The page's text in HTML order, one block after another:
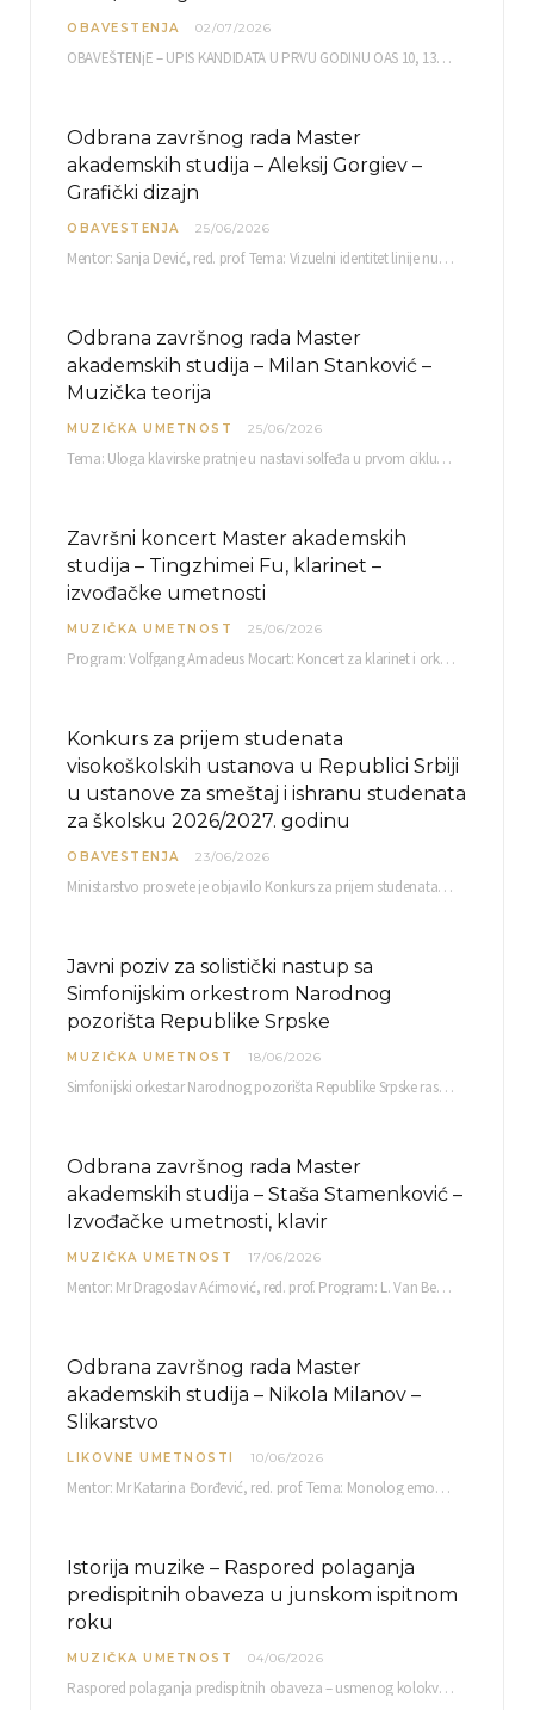
OBAVESTENJA 02/07/2026
OBAVEŠTENjE – UPIS KANDIDATA U PRVU GODINU OAS 10, 13, 14, 15. i…
Odbrana završnog rada Master
akademskih studija – Aleksij Gorgiev –
Grafički dizajn
OBAVESTENJA 25/06/2026
Mentor: Sanja Dević, red. prof. Tema: Vizuelni identitet linije nutricionističkih proizvoda Vita+: Od ambalaže do multimedijalne komunikacije Petak, 03. 07.…
Odbrana završnog rada Master
akademskih studija – Milan Stanković –
Muzička teorija
MUZIČKA UMETNOST 25/06/2026
Tema: Uloga klavirske pratnje u nastavi solfeđa u prvom ciklusu osnovne muzičke škole Mentor…
Završni koncert Master akademskih
studija – Tingzhimei Fu, klarinet –
izvođačke umetnosti
MUZIČKA UMETNOST 25/06/2026
Program: Volfgang Amadeus Mocart: Koncert za klarinet i orkestar, A-dur Mentor Miloš Mijatović, redovni profesor…
Konkurs za prijem studenata
visokoškolskih ustanova u Republici Srbiji
u ustanove za smeštaj i ishranu studenata
za školsku 2026/2027. godinu
OBAVESTENJA 23/06/2026
Ministarstvo prosvete je objavilo Konkurs za prijem studenata visokoškolskih ustanova u Republici Srbiji u ustanove…
Javni poziv za solistički nastup sa
Simfonijskim orkestrom Narodnog
pozorišta Republike Srpske
MUZIČKA UMETNOST 18/06/2026
Simfonijski orkestar Narodnog pozorišta Republike Srpske raspisuje javni poziv za učešće u projektu „CRESCENDO: Nova…
Odbrana završnog rada Master
akademskih studija – Staša Stamenković –
Izvođačke umetnosti, klavir
MUZIČKA UMETNOST 17/06/2026
Mentor: Mr Dragoslav Aćimović, red. prof. Program: L. Van Betoven: Sonata op. 31 br. 2 u…
Odbrana završnog rada Master
akademskih studija – Nikola Milanov –
Slikarstvo
LIKOVNE UMETNOSTI 10/06/2026
Mentor: Mr Katarina Đorđević, red. prof. Tema: Monolog emocija Sreda, 17. 06. 2026. u 15:30 sati Sala br. 12 Fakulteta umetnosti u Nišu, Kneginje…
Istorija muzike – Raspored polaganja
predispitnih obaveza u junskom ispitnom
roku
MUZIČKA UMETNOST 04/06/2026
Raspored polaganja predispitnih obaveza – usmenog kolokvijuma i testa iz slušanja muzike – objavljen je…